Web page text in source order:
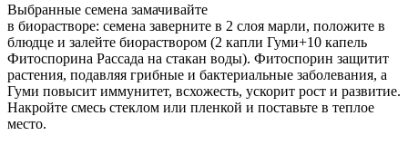
Выбранные семена замачивайте
в биорастворе: семена заверните в 2 слоя марли, положите в
блюдце и залейте биораствором (2 капли Гуми+10 капель
Фитоспорина Рассада на стакан воды). Фитоспорин защитит
растения, подавляя грибные и бактериальные заболевания, а
Гуми повысит иммунитет, всхожесть, ускорит рост и развитие.
Накройте смесь стеклом или пленкой и поставьте в теплое
место.